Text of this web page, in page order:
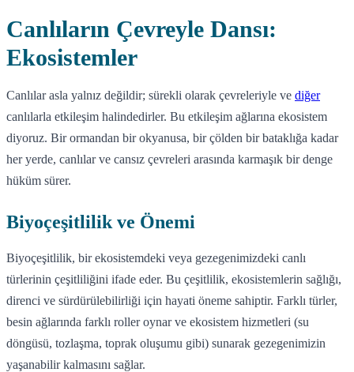
Canlıların Çevreyle Dansı:
Ekosistemler
Canlılar asla yalnız değildir; sürekli olarak çevreleriyle ve diğer
canlılarla etkileşim halindedirler. Bu etkileşim ağlarına ekosistem
diyoruz. Bir ormandan bir okyanusa, bir çölden bir bataklığa kadar
her yerde, canlılar ve cansız çevreleri arasında karmaşık bir denge
hüküm sürer.
Biyoçeşitlilik ve Önemi
Biyoçeşitlilik, bir ekosistemdeki veya gezegenimizdeki canlı
türlerinin çeşitliliğini ifade eder. Bu çeşitlilik, ekosistemlerin sağlığı,
direnci ve sürdürülebilirliği için hayati öneme sahiptir. Farklı türler,
besin ağlarında farklı roller oynar ve ekosistem hizmetleri (su
döngüsü, tozlaşma, toprak oluşumu gibi) sunarak gezegenimizin
yaşanabilir kalmasını sağlar.